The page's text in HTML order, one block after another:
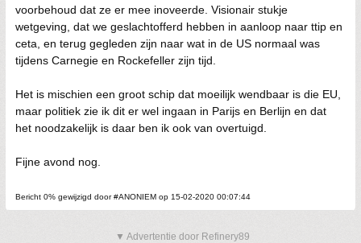
voorbehoud dat ze er mee inoveerde. Visionair stukje
wetgeving, dat we geslachtofferd hebben in aanloop naar ttip en
ceta, en terug gegleden zijn naar wat in de US normaal was
tijdens Carnegie en Rockefeller zijn tijd.
Het is mischien een groot schip dat moeilijk wendbaar is die EU,
maar politiek zie ik dit er wel ingaan in Parijs en Berlijn en dat
het noodzakelijk is daar ben ik ook van overtuigd.
Fijne avond nog.
Bericht 0% gewijzigd door #ANONIEM op 15-02-2020 00:07:44
▼ Advertentie door Refinery89